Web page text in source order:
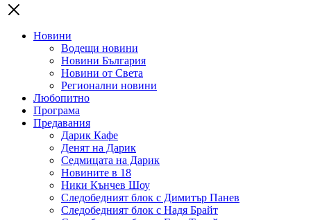
Новини
Водещи новини
Новини България
Новини от Света
Регионални новини
Любопитно
Програма
Предавания
Дарик Кафе
Денят на Дарик
Седмицата на Дарик
Новините в 18
Ники Кънчев Шоу
Следобедният блок с Димитър Панев
Следобедният блок с Надя Брайт